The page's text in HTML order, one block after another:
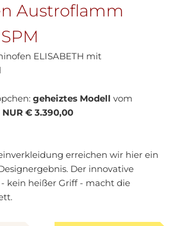
Austroflamm
ELISABETH mit
geheiztes Modell vom
€ 3.390,00
erreichen wir hier ein
Der innovative
kein heißer Griff - macht die